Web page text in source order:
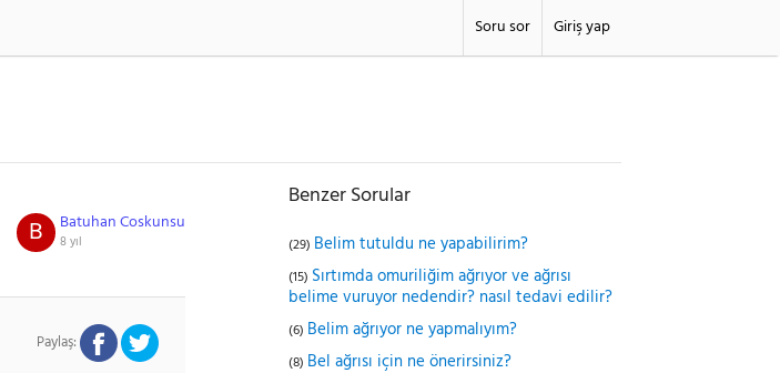
Giriş yap
Soru sor
Batuhan Coskunsu
8 yıl
B
Paylaş:
Benzer Sorular
(29) Belim tutuldu ne yapabilirim?
(15) Sırtımda omuriliğim ağrıyor ve ağrısı
belime vuruyor nedendir? nasıl tedavi edilir?
(6) Belim ağrıyor ne yapmalıyım?
(8) Bel ağrısı için ne önerirsiniz?